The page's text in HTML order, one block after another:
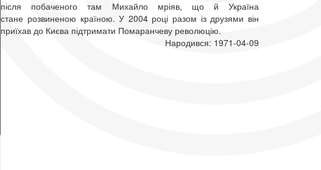
після побаченого там Михайло мріяв, що й Україна
стане розвиненою країною. У 2004 році разом із друзями він
приїхав до Києва підтримати Помаранчеву революцію.
Народився: 1971-04-09